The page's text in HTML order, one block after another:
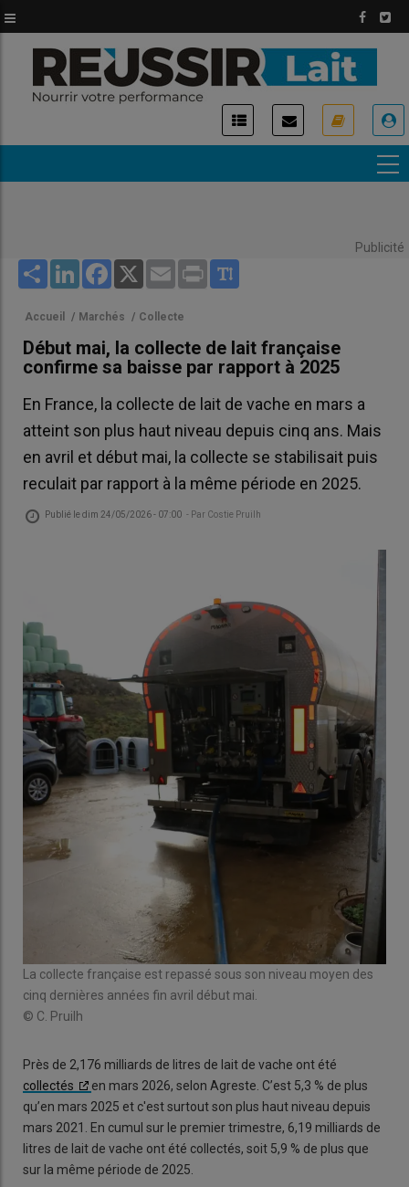
au
contenu
principal
Publicité
Share LinkedInFacebook
X Email Print
Accueil / Marchés / Collecte
Début mai, la collecte de lait française
confirme sa baisse par rapport à 2025
En France, la collecte de lait de vache en mars a
atteint son plus haut niveau depuis cinq ans. Mais
en avril et début mai, la collecte se stabilisait puis
reculait par rapport à la même période en 2025.
Publié ledim 24/05/2026 - 07:00 - Par Costie Pruilh
La collecte française est repassé sous son niveau moyen des
cinq dernières années fin avril début mai.
© C. Pruilh
Près de 2,176 milliards de litres de lait de vache ont été
collectés
en mars 2026, selon Agreste. C’est 5,3 % de plus
qu’en mars 2025 et c'est surtout son plus haut niveau depuis
mars 2021. En cumul sur le premier trimestre, 6,19 milliards de
litres de lait de vache ont été collectés, soit 5,9 % de plus que
sur la même période de 2025.